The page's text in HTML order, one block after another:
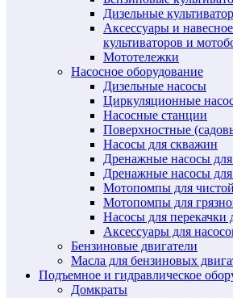
Дизельные
Аксессуары и
культиваторов и
Мототележки
Насосное оборудование
Дизельные насосы
Циркуляционные
Насосные станции
Поверхностные
Насосы для скважин
Дренажные насосы
Дренажные насосы
Мотопомпы для
Мотопомпы для
Насосы для перекачки
Аксессуары для
Бензиновые двигатели
Масла для бензиновых
Подъемное и гидравлическое
Домкраты